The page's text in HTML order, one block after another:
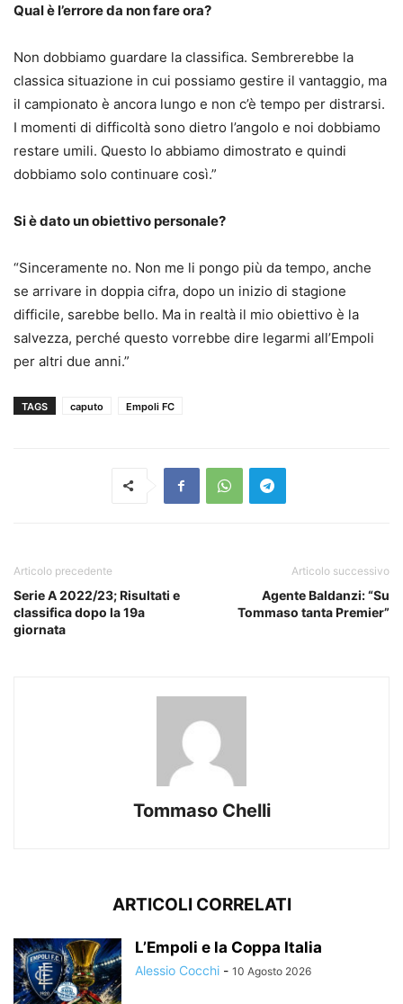
Qual è l’errore da non fare ora?
Non dobbiamo guardare la classifica. Sembrerebbe la
classica situazione in cui possiamo gestire il vantaggio, ma
il campionato è ancora lungo e non c’è tempo per distrarsi.
I momenti di difficoltà sono dietro l’angolo e noi dobbiamo
restare umili. Questo lo abbiamo dimostrato e quindi
dobbiamo solo continuare così.”
Si è dato un obiettivo personale?
“Sinceramente no. Non me li pongo più da tempo, anche
se arrivare in doppia cifra, dopo un inizio di stagione
difficile, sarebbe bello. Ma in realtà il mio obiettivo è la
salvezza, perché questo vorrebbe dire legarmi all’Empoli
per altri due anni.”
TAGS caputo Empoli FC
Articolo precedente
Serie A 2022/23; Risultati e
classifica dopo la 19a
giornata
Articolo successivo
Agente Baldanzi: “Su
Tommaso tanta Premier”
Tommaso Chelli
ARTICOLI CORRELATI
L’Empoli e la Coppa Italia
Alessio Cocchi - 10 Agosto 2026